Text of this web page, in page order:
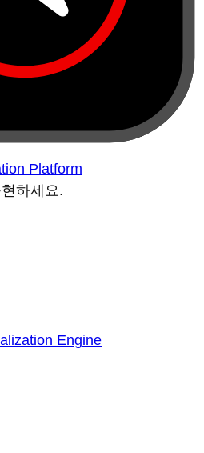
Platform
하세요.
Engine